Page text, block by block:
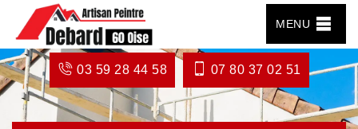
MENU
03 59 28 44 58 07 80 37 02 51